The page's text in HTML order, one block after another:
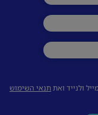
ולנייד ואתתנאי השימוש